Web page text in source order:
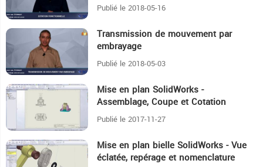
Publié le 2018-05-16
Transmission de mouvement par
embrayage
Publié le 2018-05-03
10:58 Mise en plan SolidWorks -
Assemblage, Coupe et Cotation
Publié le 2017-11-27
9:9 Mise en plan bielle SolidWorks - Vue
éclatée, repérage et nomenclature